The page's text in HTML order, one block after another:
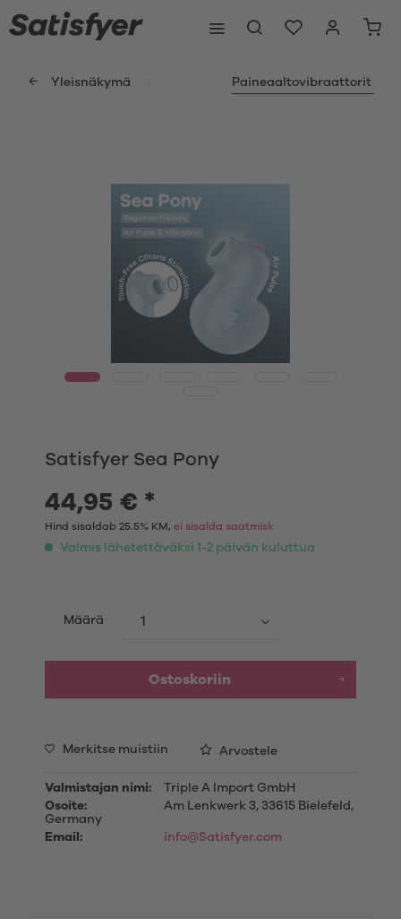
Yleisnäkymä Paineaaltovibraattorit
Satisfyer Sea Pony
44,95 € *
Hind sisaldab 25.5% KM, ei sisalda saatmisk
Valmis lähetettäväksi 1-2 päivän kuluttua
Määrä
Ostoskoriin
Merkitse muistiin Arvostele
Valmistajan nimi:
Triple A Import GmbH
Osoite:
Am Lenkwerk 3, 33615 Bielefeld,
Germany
Email:
info@Satisfyer.com